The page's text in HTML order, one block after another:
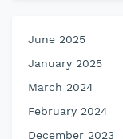
June 2025
January 2025
March 2024
February 2024
December 2023